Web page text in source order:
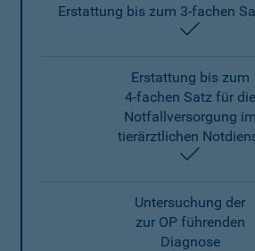
Erstattung bis zum 3-fachen
Erstattung bis zum
4-fachen Satz für die
Notfallversorgung im
tierärztlichen
Untersuchung der
zur OP führenden
Diagnose